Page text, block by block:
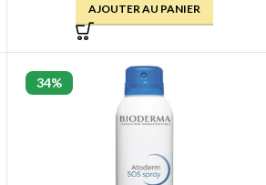
AJOUTER AU PANIER
34%